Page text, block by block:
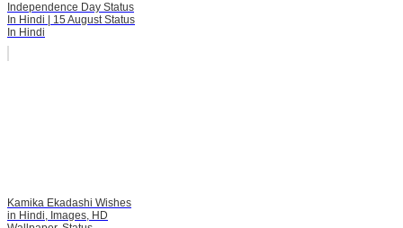
Independence Day Status
In Hindi | 15 August Status
In Hindi
Kamika Ekadashi Wishes
in Hindi, Images, HD